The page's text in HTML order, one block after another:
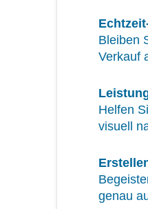
Bleiben
Verkauf
Helfen
visuell
genau